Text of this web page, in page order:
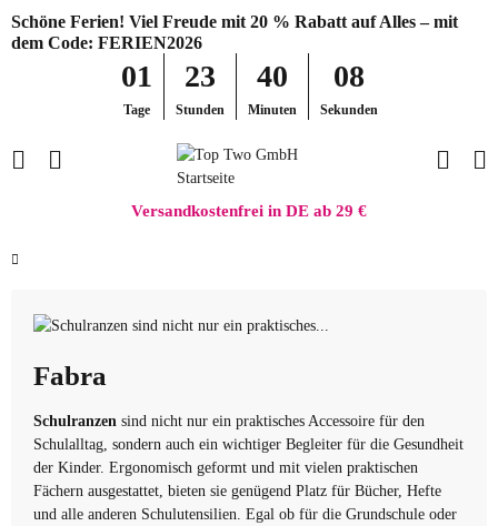
Schöne Ferien! Viel Freude mit 20 % Rabatt auf Alles – mit
dem Code: FERIEN2026
01
Tage
23
Stunden
40
Minuten
08
Sekunden
Versandkostenfrei in DE ab 29 €
Fabra
Schulranzen sind nicht nur ein praktisches Accessoire für den
Schulalltag, sondern auch ein wichtiger Begleiter für die Gesundheit
der Kinder. Ergonomisch geformt und mit vielen praktischen
Fächern ausgestattet, bieten sie genügend Platz für Bücher, Hefte
und alle anderen Schulutensilien. Egal ob für die Grundschule oder